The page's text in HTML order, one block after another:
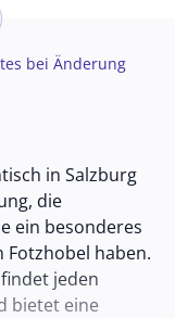
bei Änderung
in Salzburg
die
ein besonderes
Fotzhobel haben.
jeden
bietet eine